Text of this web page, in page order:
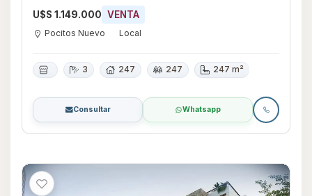
U$S 1.149.000 VENTA
Pocitos Nuevo Local
3 247 247 247 m²
Consultar Whatsapp